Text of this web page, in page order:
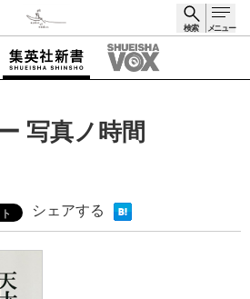
検索 メニュー
写真ノ時間
シェアする